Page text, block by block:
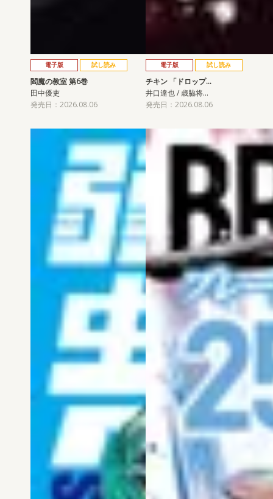
電子版 試し読み
閻魔の教室 第6巻
田中優吏
発売日：2026.08.06
電子版 試し読み
チキン 「ドロップ…
井口達也 / 歳脇将…
発売日：2026.08.06